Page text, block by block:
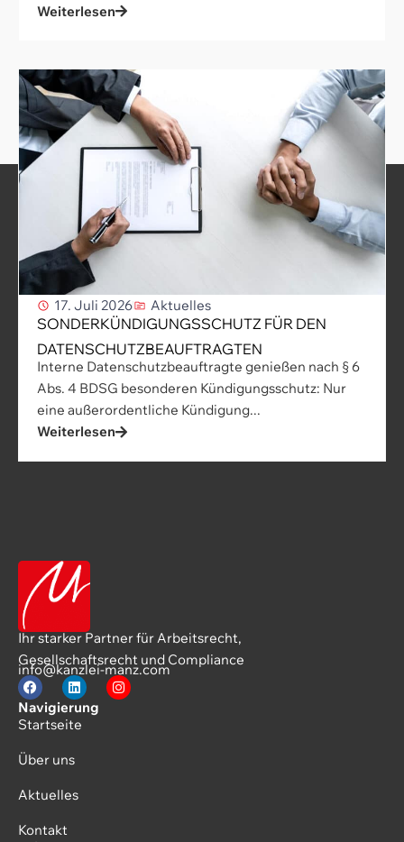
Weiterlesen
17. Juli 2026 Aktuelles
SONDERKÜNDIGUNGSSCHUTZ FÜR DEN
DATENSCHUTZBEAUFTRAGTEN
Interne Datenschutzbeauftragte genießen nach § 6
Abs. 4 BDSG besonderen Kündigungsschutz: Nur
eine außerordentliche Kündigung...
Weiterlesen
Ihr starker Partner für Arbeitsrecht,
Gesellschaftsrecht und Compliance
info@kanzlei-manz.com
Navigierung
Startseite
Über uns
Aktuelles
Kontakt